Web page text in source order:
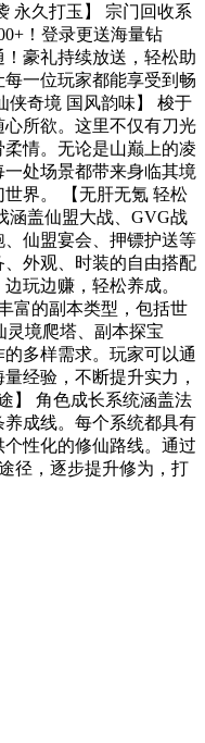
永久打玉】 宗门回收系
！登录更送海量钻
豪礼持续放送，轻松助
一位玩家都能享受到畅
侠奇境 国风韵味】 梭于
所欲。这里不仅有刀光
情。无论是山巅上的凌
处场景都带来身临其境
界。 【无肝无氪 轻松
涵盖仙盟大战、GVG战
仙盟宴会、押镖护送等
外观、时装的自由搭配
玩边赚，轻松养成。
富的副本类型，包括世
灵境爬塔、副本探宝
多样需求。玩家可以通
经验，不断提升实力，
】 角色成长系统涵盖法
成线。每个系统都具有
性化的修仙路线。通过
径，逐步提升修为，打